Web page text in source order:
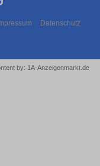
Datenschutz
by: 1A-Anzeigenmarkt.de